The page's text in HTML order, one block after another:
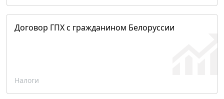
Договор ГПХ с гражданином Белоруссии
Налоги